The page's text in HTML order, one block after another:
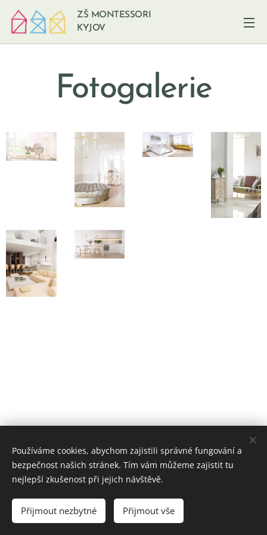
ZŠ MONTESSORI
KYJOV
Fotogalerie
Cookies
Používáme cookies, abychom zajistili správné fungování a
bezpečnost našich stránek. Tím vám můžeme zajistit tu
nejlepší zkušenost při jejich návštěvě.
Přijmout nezbytné Přijmout vše